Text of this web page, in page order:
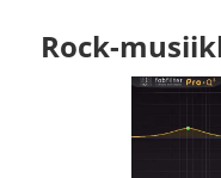
Rock-